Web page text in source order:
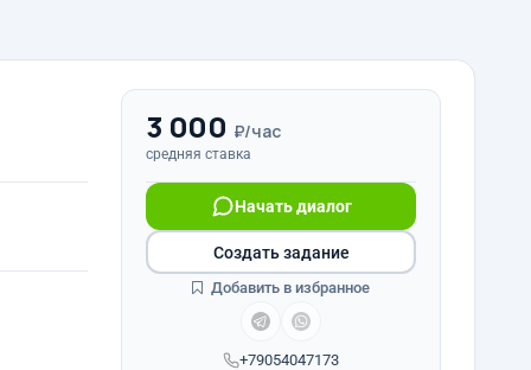
3 000 ₽/час
средняя ставка
+79054047173
Начать диалог
Создать задание
Добавить в избранное